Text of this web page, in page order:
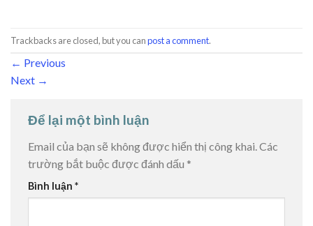
Trackbacks are closed, but you canpost a comment.
← Previous
Next →
Để lại một bình luận
Email của bạn sẽ không được hiển thị công khai. Các
trường bắt buộc được đánh dấu *
Bình luận *